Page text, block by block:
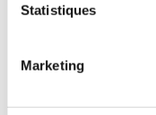
Statistiques
Marketing